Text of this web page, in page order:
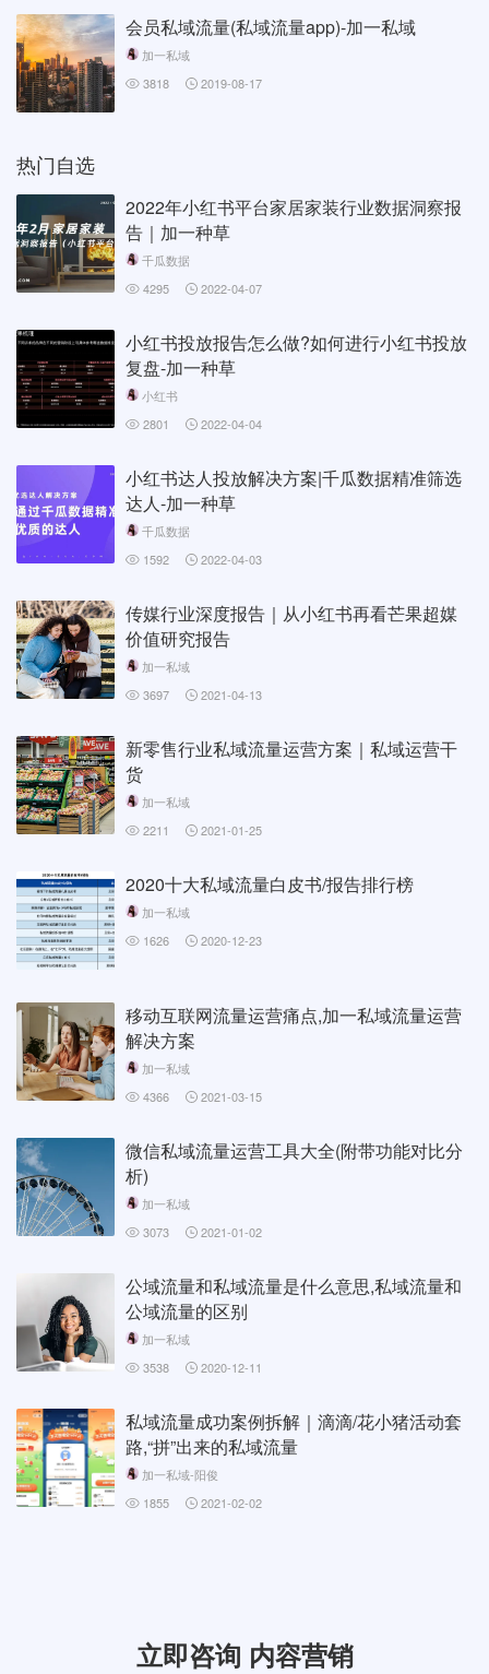
会员私域流量(私域流量app)-加一私域
加一私域
3818
2019-08-17
热门自选
2022年小红书平台家居家装行业数据洞察报
告｜加一种草
千瓜数据
4295
2022-04-07
小红书投放报告怎么做?如何进行小红书投放
复盘-加一种草
小红书
2801
2022-04-04
小红书达人投放解决方案|千瓜数据精准筛选
达人-加一种草
千瓜数据
1592
2022-04-03
传媒行业深度报告｜从小红书再看芒果超媒
价值研究报告
加一私域
3697
2021-04-13
新零售行业私域流量运营方案｜私域运营干
货
加一私域
2211
2021-01-25
2020十大私域流量白皮书/报告排行榜
加一私域
1626
2020-12-23
移动互联网流量运营痛点,加一私域流量运营
解决方案
加一私域
4366
2021-03-15
微信私域流量运营工具大全(附带功能对比分
析)
加一私域
3073
2021-01-02
公域流量和私域流量是什么意思,私域流量和
公域流量的区别
加一私域
3538
2020-12-11
私域流量成功案例拆解｜滴滴/花小猪活动套
路,“拼”出来的私域流量
加一私域-阳俊
1855
2021-02-02
立即咨询 内容营销